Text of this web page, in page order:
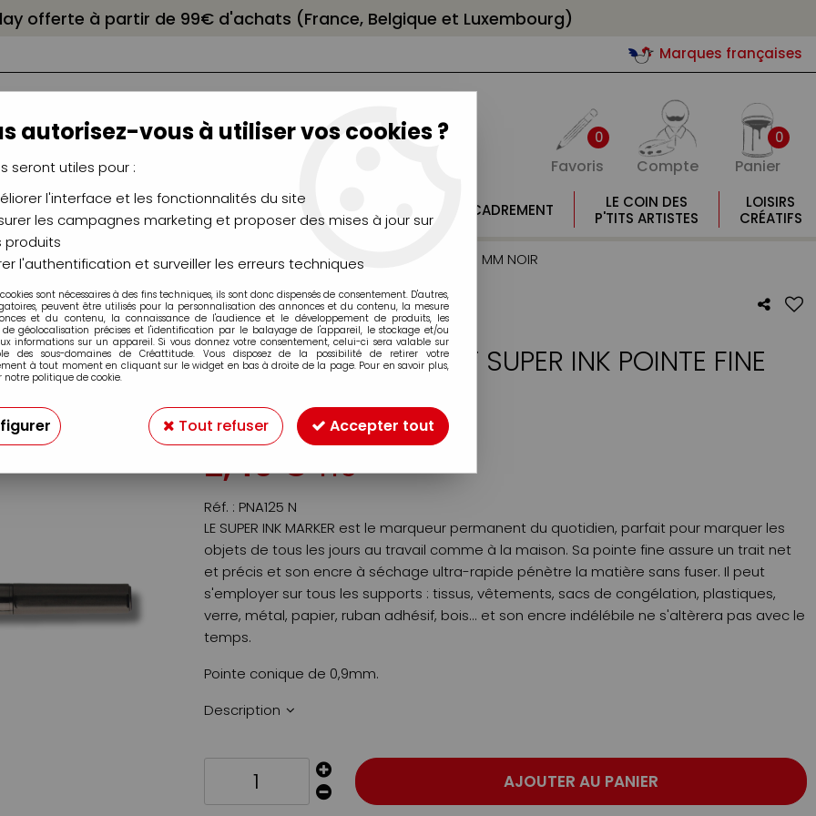
offerte à partir de 99€ d'achats (France, Belgique et Luxembourg)
Marques françaises
0
Favoris Compte
0
Panier
CHÂSSIS
CHEVALETS
AÉROGRAPHIE
MODÉLISME
MOULAGE
ENCADREMENT
LE COIN DES
P'TITS ARTISTES
LOISIRS
CRÉATIFS
INK MARKER UNI BALL >MARKEUR PERMANENT SUPER INK POINTE FINE 0.9 MM NOIR
MARKEUR PERMANENT SUPER INK POINTE FINE
Soyez le premier à donner votre avis !
2,49€TTC
Réf. : PNA125 N
LE SUPER INK MARKER est le marqueur permanent du quotidien, parfait pour marquer les
objets de tous les jours au travail comme à la maison. Sa pointe fine assure un trait net
et précis et son encre à séchage ultra-rapide pénètre la matière sans fuser. Il peut
s'employer sur tous les supports : tissus, vêtements, sacs de congélation, plastiques,
verre, métal, papier, ruban adhésif, bois... et son encre indélébile ne s'altèrera pas avec le
temps.
Pointe conique de 0,9mm.
Description
AJOUTER AU PANIER
autorisez-vous à utiliser vos cookies ?
seront utiles pour :
l'interface et les fonctionnalités du site
les campagnes marketing et proposer des mises à jour sur
produits
l'authentification et surveiller les erreurs techniques
sont nécessaires à des fins techniques, ils sont donc dispensés de consentement. D'autres,
peuvent être utilisés pour la personnalisation des annonces et du contenu, la mesure
et du contenu, la connaissance de l'audience et le développement de produits, les
de géolocalisation précises et l'identification par le balayage de l'appareil, le stockage et/ou
informations sur un appareil. Si vous donnez votre consentement, celui-ci sera valable sur
des sous-domaines de Créattitude. Vous disposez de la possibilité de retirer votre
à tout moment en cliquant sur le widget en bas à droite de la page. Pour en savoir plus,
notre politique de cookie.
Tout refuser Accepter tout